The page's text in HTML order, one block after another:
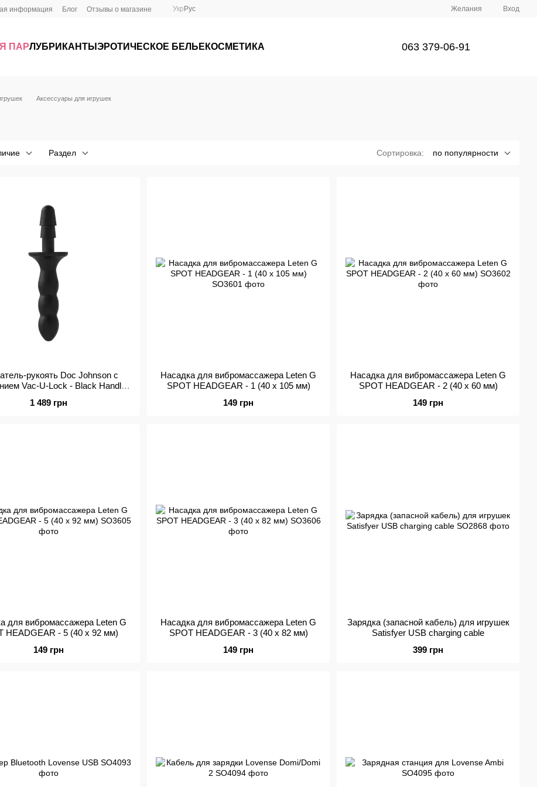
информация Блог Отзывы о магазине Укр Рус Желания Вход
ПАРЛУБРИКАНТЫ ЭРОТИЧЕСКОЕ БЕЛЬЕ КОСМЕТИКА 063 379-06-91
Аксессуары для игрушек
Раздел Сортировка: по популярности
рукоять Doc Johnson с
Vac-U-Lock - Black Handle
1 489 грн
Насадка для вибромассажера Leten G
SPOT HEADGEAR - 1 (40 x 105 мм)
149 грн
Насадка для вибромассажера Leten G
SPOT HEADGEAR - 2 (40 x 60 мм)
149 грн
для вибромассажера Leten G
HEADGEAR - 5 (40 x 92 мм)
149 грн
Насадка для вибромассажера Leten G
SPOT HEADGEAR - 3 (40 x 82 мм)
149 грн
Зарядка (запасной кабель) для игрушек
Satisfyer USB charging cable
399 грн